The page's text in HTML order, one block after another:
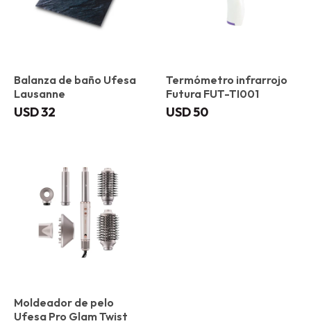
Balanza de baño Ufesa
Lausanne
USD32
Termómetro infrarrojo
Futura FUT-TI001
USD50
Moldeador de pelo
Ufesa Pro Glam Twist